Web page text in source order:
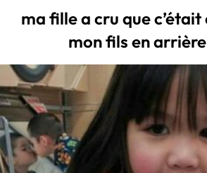
ma fille a cru que c’était
mon fils en